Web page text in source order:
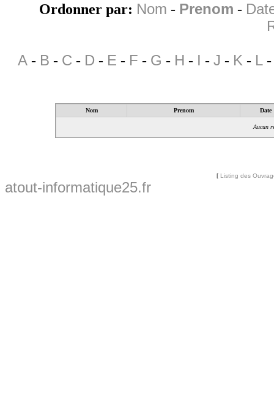
Ordonner par: Nom - Prenom -
A- B - C - D - E - F - G - H - I - J - K - L
Nom Prenom Date
Aucun
[ Listing des
atout-informatique25.fr